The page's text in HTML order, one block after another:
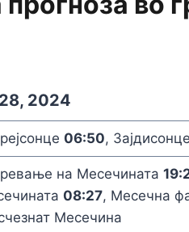
2024
06:50, Зајдисонце
на Месечината
08:27, Месечна